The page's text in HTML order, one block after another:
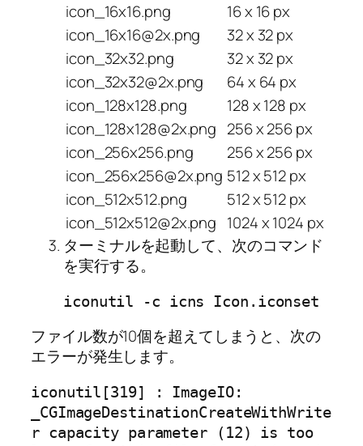
icon_16x16.png
16 x 16 px
icon_16x16@2x.png
32 x 32 px
icon_32x32.png
32 x 32 px
icon_32x32@2x.png
64 x 64 px
icon_128x128.png
128 x 128 px
icon_128x128@2x.png 256 x 256 px
icon_256x256.png
256 x 256 px
icon_256x256@2x.png 512 x 512 px
icon_512x512.png
512 x 512 px
icon_512x512@2x.png 1024 x 1024 px
ターミナルを起動して、次のコマンド
を実行する。
iconutil -c icns Icon.iconset
ファイル数が10個を超えてしまうと、次の
エラーが発生します。
iconutil[319] : ImageIO:
_CGImageDestinationCreateWithWrite
r capacity parameter (12) is too